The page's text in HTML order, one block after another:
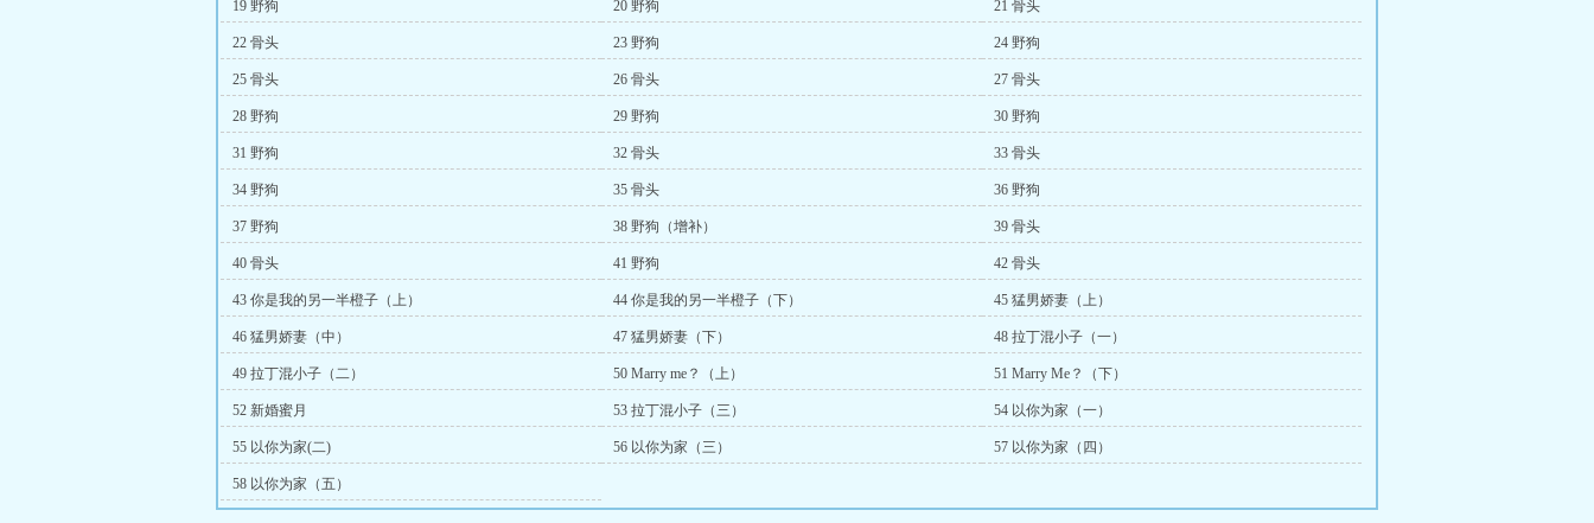
19 野狗 20 野狗 21 骨头
22 骨头 23 野狗 24 野狗
25 骨头 26 骨头 27 骨头
28 野狗 29 野狗 30 野狗
31 野狗 32 骨头 33 骨头
34 野狗 35 骨头 36 野狗
37 野狗 38 野狗（增补） 39 骨头
40 骨头 41 野狗 42 骨头
43 你是我的另一半橙子（上） 44 你是我的另一半橙子（下） 45 猛男娇妻（上）
46 猛男娇妻（中） 47 猛男娇妻（下） 48 拉丁混小子（一）
49 拉丁混小子（二） 50 Marry me？（上） 51 Marry Me？（下）
52 新婚蜜月 53 拉丁混小子（三） 54 以你为家（一）
55 以你为家(二) 56 以你为家（三） 57 以你为家（四）
58 以你为家（五）